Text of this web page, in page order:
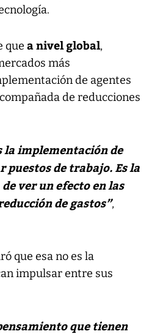
que a nivel global,
más
de agentes
de reducciones
la implementación de
puestos de trabajo. Es la
ver un efecto en las
de gastos”,
que esa no es la
impulsar entre sus
que tienen